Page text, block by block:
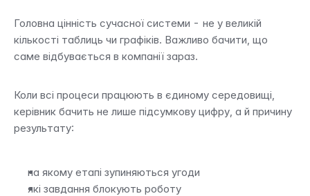
Головна цінність сучасної системи - не у великій
кількості таблиць чи графіків. Важливо бачити, що
саме відбувається в компанії зараз.
Коли всі процеси працюють в єдиному середовищі,
керівник бачить не лише підсумкову цифру, а й причину
результату:
на якому етапі зупиняються угоди
які завдання блокують роботу